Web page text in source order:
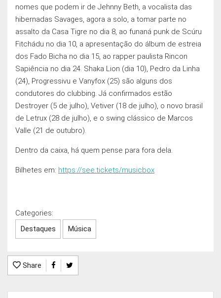
nomes que podem ir de Jehnny Beth, a vocalista das
hibernadas Savages, agora a solo, a tomar parte no
assalto da Casa Tigre no dia 8, ao funaná punk de Scúru
Fitchádu no dia 10, a apresentação do álbum de estreia
dos Fado Bicha no dia 15, ao rapper paulista Rincon
Sapiência no dia 24. Shaka Lion (dia 10), Pedro da Linha
(24), Progressivu e Vanyfox (25) são alguns dos
condutores do clubbing. Já confirmados estão
Destroyer (5 de julho), Vetiver (18 de julho), o novo brasil
de Letrux (28 de julho), e o swing clássico de Marcos
Valle (21 de outubro).
Dentro da caixa, há quem pense para fora dela.
Bilhetes em: https://see.tickets/musicbox
Categories:
Destaques
Música
Share